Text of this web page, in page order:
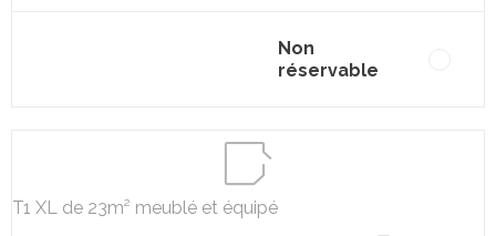
Non
réservable
T1 XL de 23m² meublé et équipé